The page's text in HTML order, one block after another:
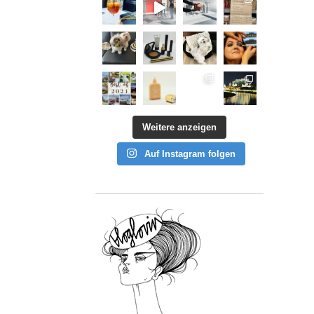
Weitere anzeigen
Auf Instagram folgen